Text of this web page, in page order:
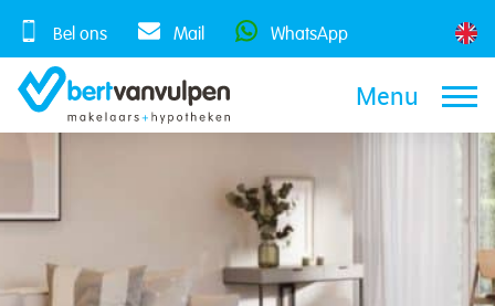
content
Bel ons Mail WhatsApp
Menu